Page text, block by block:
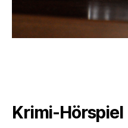
Krimi-Hörspiel